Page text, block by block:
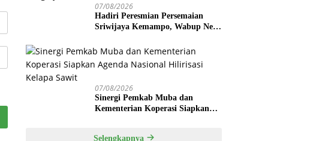
07/08/2026
Hadiri Peresmian Persemaian
Sriwijaya Kemampo, Wabup Neta
Pemkab Banyuasin Dukung
07/08/2026
Sinergi Pemkab Muba dan
Kementerian Koperasi Siapkan
Selengkapnya